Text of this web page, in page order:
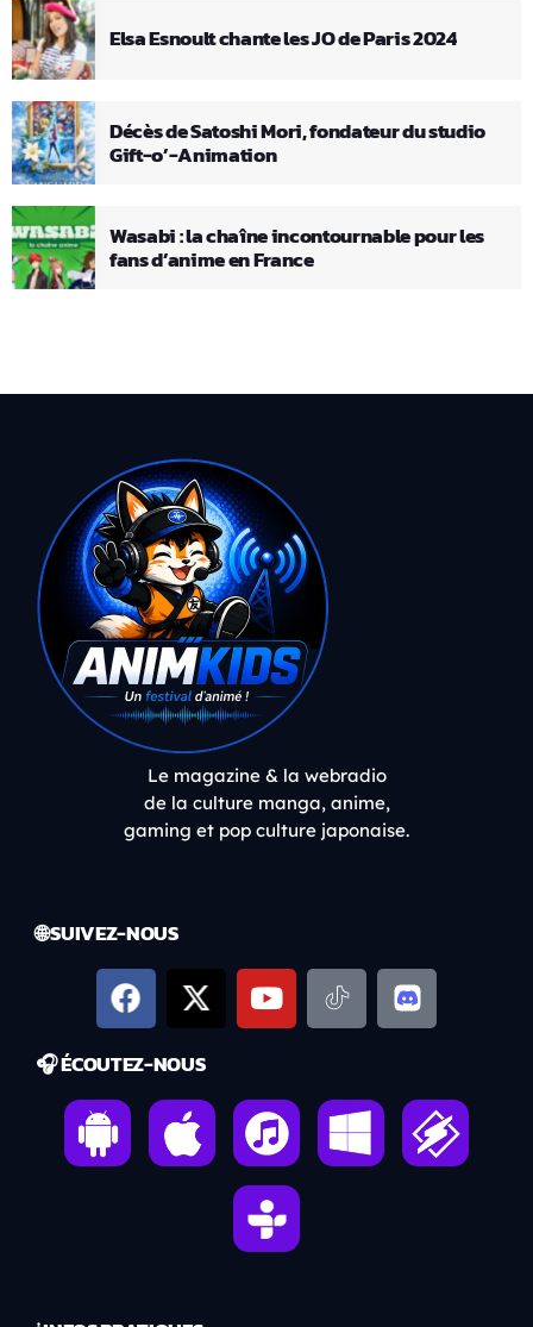
Elsa Esnoult chante les JO de Paris 2024
Décès de Satoshi Mori, fondateur du studio
Gift-o’-Animation
Wasabi : la chaîne incontournable pour les
fans d’anime en France
Le magazine & la webradio
de la culture manga, anime,
gaming et pop culture japonaise.
🌐 SUIVEZ-NOUS
🎧 ÉCOUTEZ-NOUS